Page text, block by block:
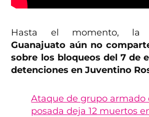
Hasta el momento, la
Guanajuato aún no
sobre los bloqueos del 7 de
detenciones en Juventino
Ataque de grupo armado
posada deja 12 muertos